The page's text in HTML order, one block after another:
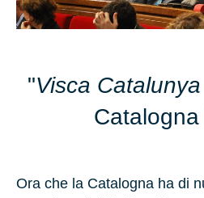
"Visca
Ora che la Catalogna ha di